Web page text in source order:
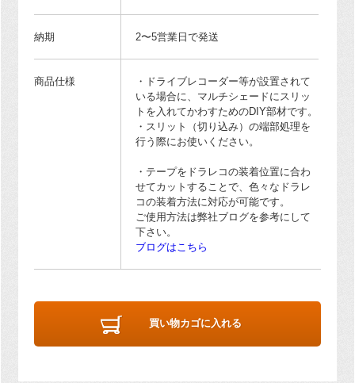
納期 2〜5営業日で発送
商品仕様
・ドライブレコーダー等が設置されて
いる場合に、マルチシェードにスリッ
トを入れてかわすためのDIY部材です。
・スリット（切り込み）の端部処理を
行う際にお使いください。
・テープをドラレコの装着位置に合わ
せてカットすることで、色々なドラレ
コの装着方法に対応が可能です。
ご使用方法は弊社ブログを参考にして
下さい。
ブログはこちら
買い物カゴに入れる